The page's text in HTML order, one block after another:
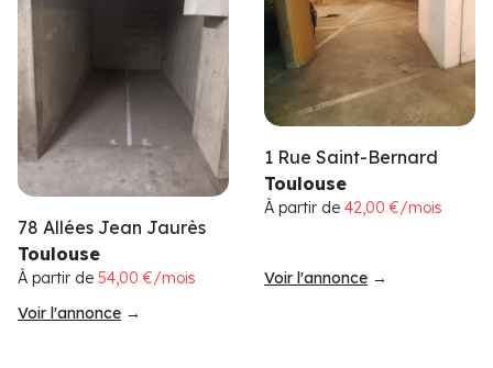
78 Allées Jean Jaurès
Toulouse
À partir de 54,00 €/mois
Voir l'annonce →
1 Rue Saint-Bernard
Toulouse
À partir de 42,00 €/mois
Voir l'annonce →